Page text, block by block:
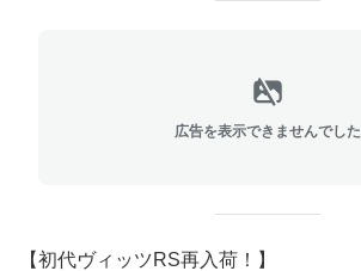
広告を表示できませんでした
【初代ヴィッツRS再入荷！】